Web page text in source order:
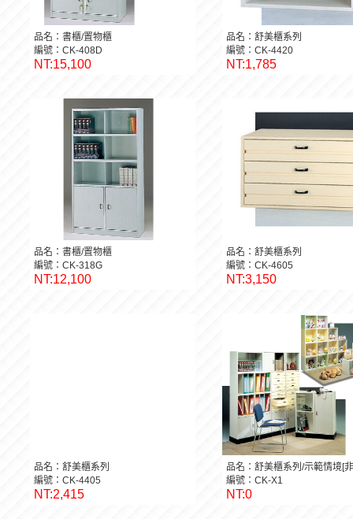
品名：書櫃/置物櫃
編號：CK-408D
NT:15,100
品名：舒美櫃系列
編號：CK-4420
NT:1,785
品名：書櫃/置物櫃
編號：CK-318G
NT:12,100
品名：舒美櫃系列
編號：CK-4605
NT:3,150
品名：舒美櫃系列
編號：CK-4405
NT:2,415
品名：舒美櫃系列/示範情境[
編號：CK-X1
NT:0